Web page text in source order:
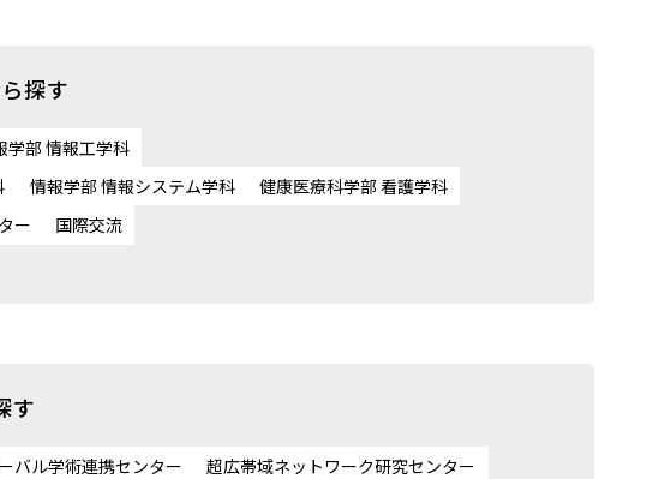
探す
学部 情報工学科
情報学部 情報システム学科
健康医療科学部 看護学科
ー 国際交流
す
バル学術連携センター
超広帯域ネットワーク研究センター